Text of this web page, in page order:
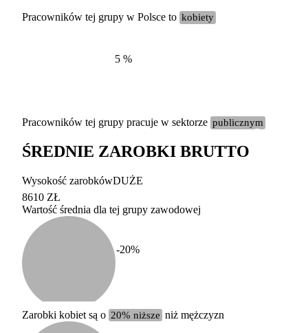
duży
100-200 tysięcy
Pracowników tej grupy w Polsce to kobiety
5 %
Pracowników tej grupy pracuje w sektorze publicznym
ŚREDNIE ZAROBKI BRUTTO
Wysokość zarobkówDUŻE
8610 ZŁ
Wartość średnia dla tej grupy zawodowej
-20%
Zarobki kobiet są o 20% niższe niż mężczyzn